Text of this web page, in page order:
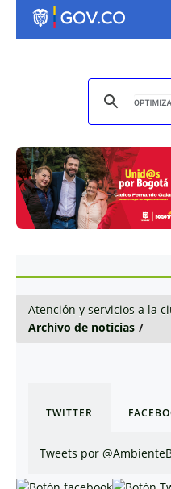
Atención y servicios a la
Archivo de noticias /
TWITTER
Tweets por